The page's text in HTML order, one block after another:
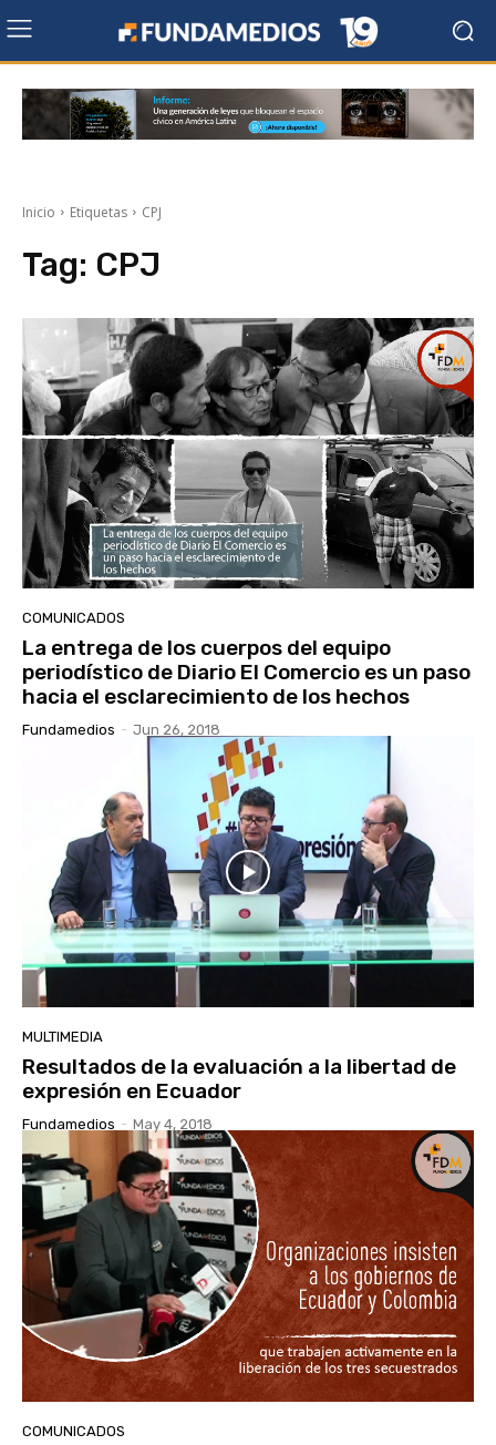
Inicio Etiquetas CPJ
Tag: CPJ
COMUNICADOS
La entrega de los cuerpos del equipo
periodístico de Diario El Comercio es un paso
hacia el esclarecimiento de los hechos
Fundamedios - Jun 26, 2018
MULTIMEDIA
Resultados de la evaluación a la libertad de
expresión en Ecuador
Fundamedios - May 4, 2018
COMUNICADOS